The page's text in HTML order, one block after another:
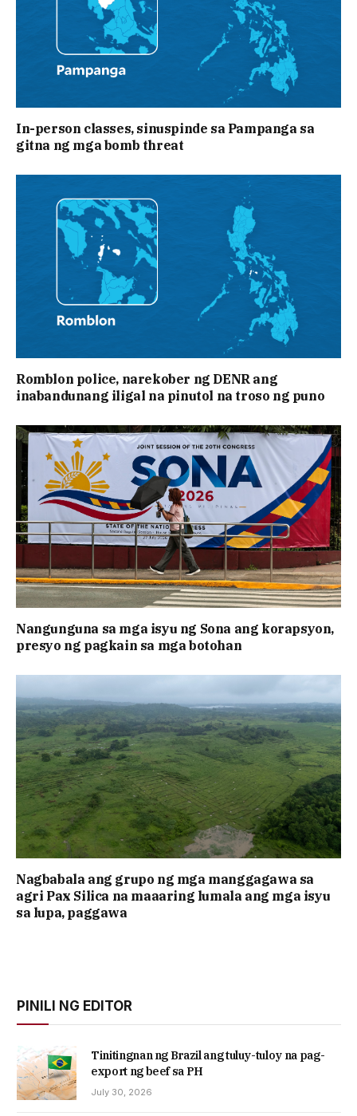
In-person classes, sinuspinde sa Pampanga sa
gitna ng mga bomb threat
Romblon police, narekober ng DENR ang
inabandunang iligal na pinutol na troso ng puno
Nangunguna sa mga isyu ng Sona ang korapsyon,
presyo ng pagkain sa mga botohan
Nagbabala ang grupo ng mga manggagawa sa
agri Pax Silica na maaaring lumala ang mga isyu
sa lupa, paggawa
PINILI NG EDITOR
Tinitingnan ng Brazil ang tuluy-tuloy na pag-
export ng beef sa PH
July 30, 2026